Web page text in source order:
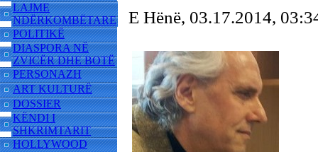
LAJME
NDËRKOMBËTARE
POLITIKË
DIASPORA NË
ZVICËR DHE BOTË
PERSONAZH
ART KULTURË
DOSSIER
KËNDI I
SHKRIMTARIT
HOLLYWOOD
E Hënë, 03.17.2014,